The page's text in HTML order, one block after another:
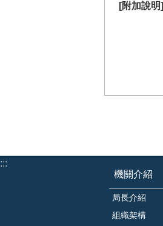
[附加說明]
:::
機關介紹
局長介紹
組織架構